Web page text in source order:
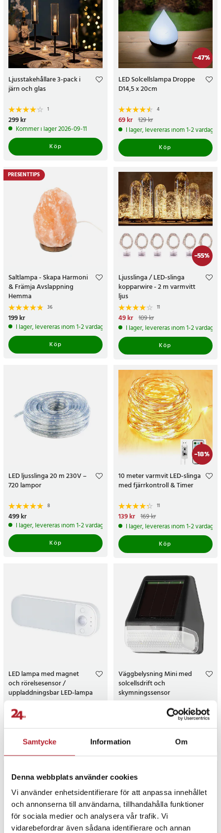
Samtycke Information Om
Denna webbplats använder cookies
Vi använder enhetsidentifierare för att anpassa innehållet
och annonserna till användarna, tillhandahålla funktioner
för sociala medier och analysera vår trafik. Vi
vidarebefordrar även sådana identifierare och annan
Ljusstakehållare 3-pack i
järn och glas
1
Pris:299 kr
299 kr
Kommer i lager 2026-09-11
Köp
-47%
LED Solcellslampa Droppe
D14,5 x 20cm
4
Nuvarande pris
pris:129 kr
69 kr 129 kr
I lager, levereras inom 1-2 vardagar
Köp
PRESENTTIPS
Saltlampa - Skapa Harmoni
& Främja Avslappning
Hemma
36
Pris:199 kr
199 kr
I lager, levereras inom 1-2 vardagar
Köp
-55%
Ljusslinga / LED-slinga
kopparwire - 2 m varmvitt
ljus
11
Nuvarande pris
pris:109 kr
49 kr 109 kr
I lager, levereras inom 1-2 vardagar
Köp
LED ljusslinga 20 m 230V –
720 lampor
8
Pris:499 kr
499 kr
I lager, levereras inom 1-2 vardagar
Köp
-18%
10 meter varmvit LED-slinga
med fjärrkontroll & Timer
11
Nuvarande pris
pris:169 kr
139 kr 169 kr
I lager, levereras inom 1-2 vardagar
Köp
LED lampa med magnet
och rörelsesensor /
uppladdningsbar LED-lampa
med 3 ljustemperaturer /
sensorlampa USB-C
Pris:119 kr
119 kr
Köp
Väggbelysning Mini med
solcellsdrift och
skymningssensor
I lager, levereras inom 1-2 vardagar